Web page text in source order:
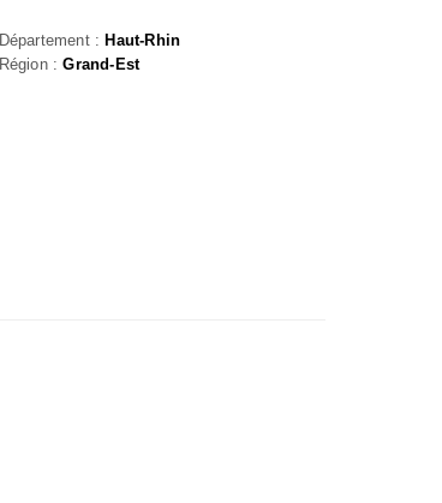
Département : Haut-Rhin
Région :Grand-Est